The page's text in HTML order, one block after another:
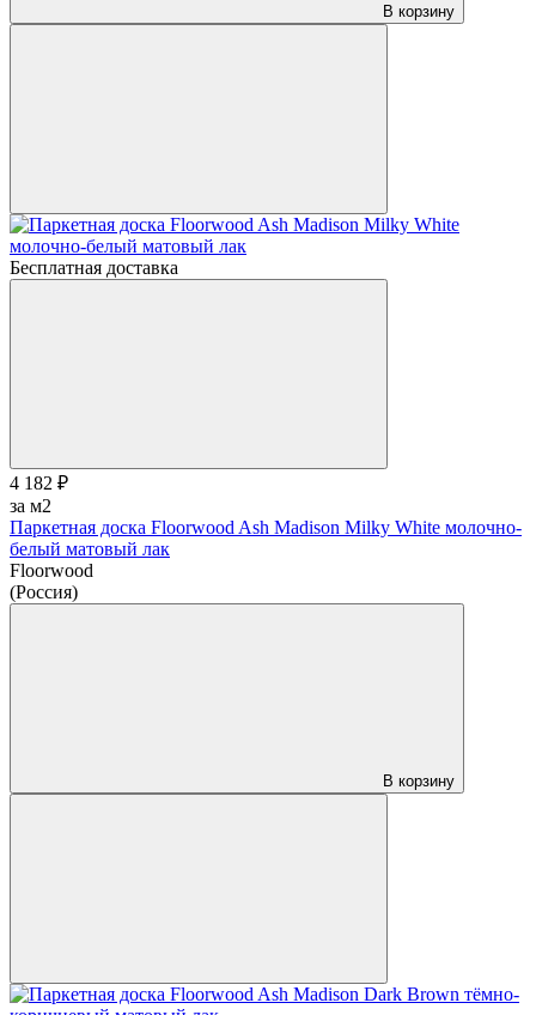
В корзину
Бесплатная доставка
4 182 ₽
за м2
Паркетная доска Floorwood Ash Madison Milky White молочно-
белый матовый лак
Floorwood
(Россия)
В корзину